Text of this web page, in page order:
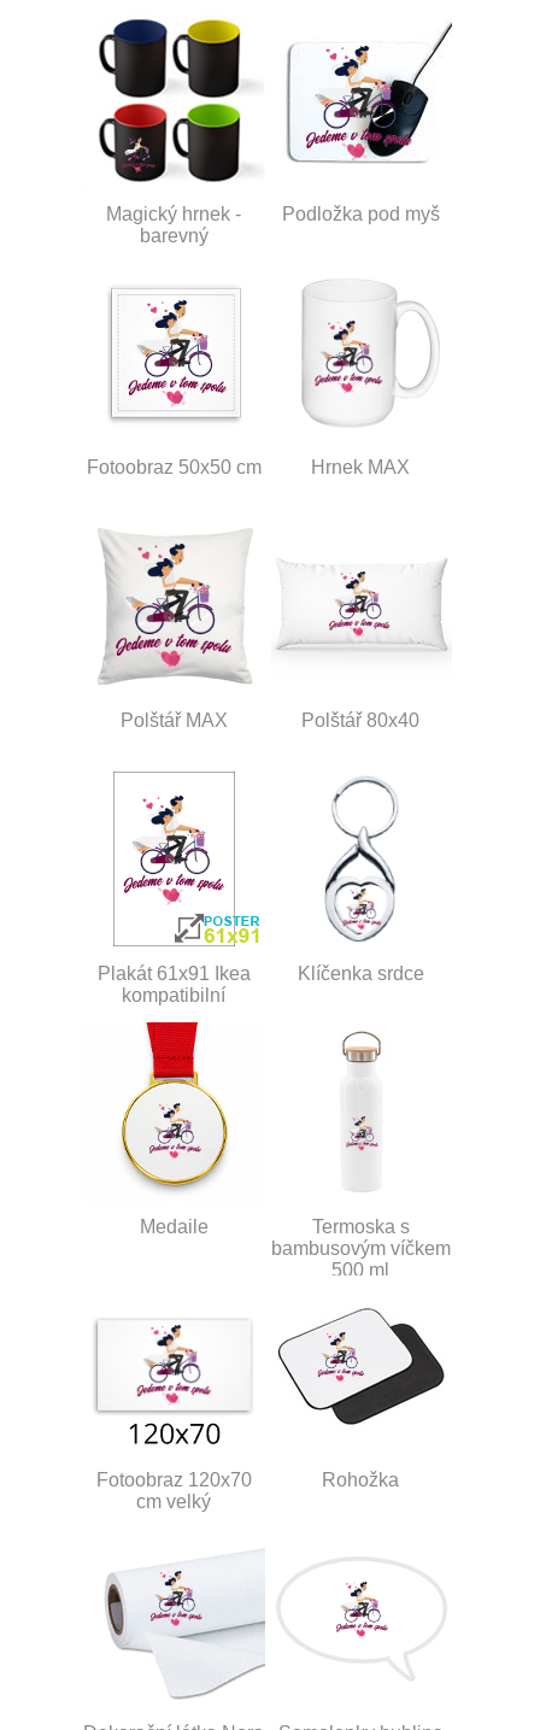
Magický hrnek -
barevný
Podložka pod myš
Fotoobraz 50x50 cm Hrnek MAX
Polštář MAX Polštář 80x40
Plakát 61x91 Ikea
kompatibilní
Klíčenka srdce
Medaile
Termoska s
bambusovým víčkem
500 ml
Fotoobraz 120x70
cm velký
Rohožka